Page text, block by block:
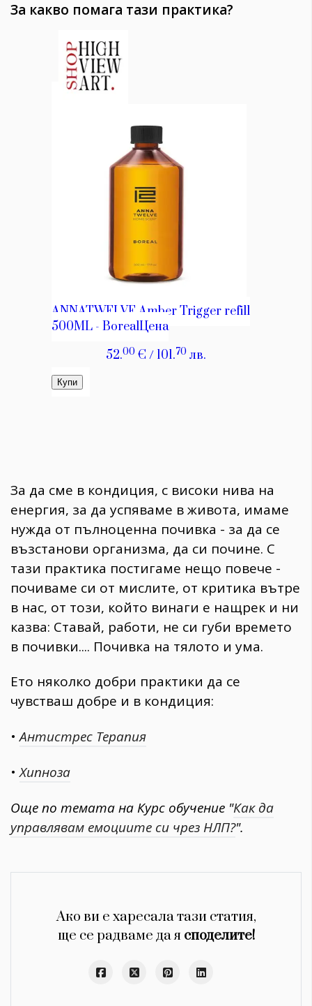
За какво помага тази практика?
За да сме в кондиция, с високи нива на
енергия, за да успяваме в живота, имаме
нужда от пълноценна почивка - за да се
възстанови организма, да си почине. С
тази практика постигаме нещо повече -
почиваме си от мислите, от критика вътре
в нас, от този, който винаги е нащрек и ни
казва: Ставай, работи, не си губи времето
в почивки.... Почивка на тялото и ума.
Ето няколко добри практики да се
чувстваш добре и в кондиция:
•Антистрес Терапия
•Хипноза
Още по темата на Курс обучение "Как да
управлявам емоциите си чрез НЛП?".
Ако ви е харесала тази статия,
ще се радваме да я споделите!